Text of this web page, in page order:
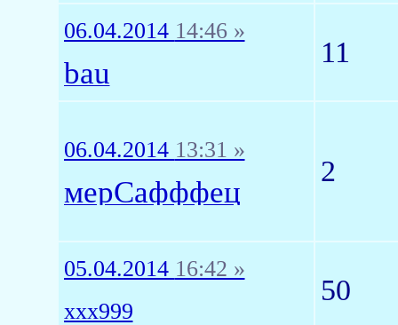
06.04.2014 14:46 »
bau
11
06.04.2014 13:31 »
мерСафффец
2
05.04.2014 16:42 »
xxx999
50